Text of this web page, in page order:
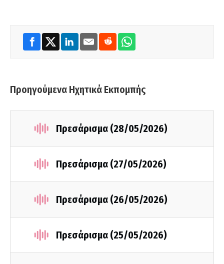
Προηγούμενα Ηχητικά Εκπομπής
Πρεσάρισμα (28/05/2026)
Πρεσάρισμα (27/05/2026)
Πρεσάρισμα (26/05/2026)
Πρεσάρισμα (25/05/2026)